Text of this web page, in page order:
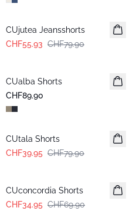
-30%
CUjutea Jeansshorts
CHF55.93 CHF79.90
CUalba Shorts
CHF89.90
-50%
CUtala Shorts
CHF39.95 CHF79.90
CUconcordia Shorts
CHF34.95 CHF69.90